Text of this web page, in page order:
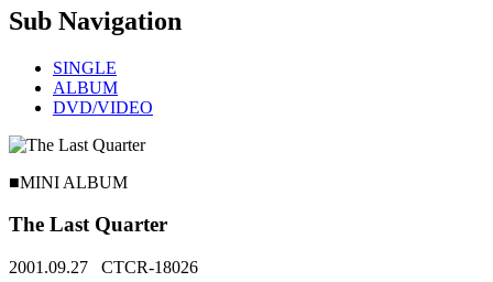
Sub Navigation
SINGLE
ALBUM
DVD/VIDEO
■MINI ALBUM
The Last Quarter
2001.09.27 CTCR-18026